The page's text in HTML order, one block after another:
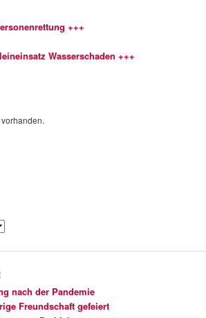
+++
Wasserschaden +++
nach der Pandemie
Freundschaft gefeiert